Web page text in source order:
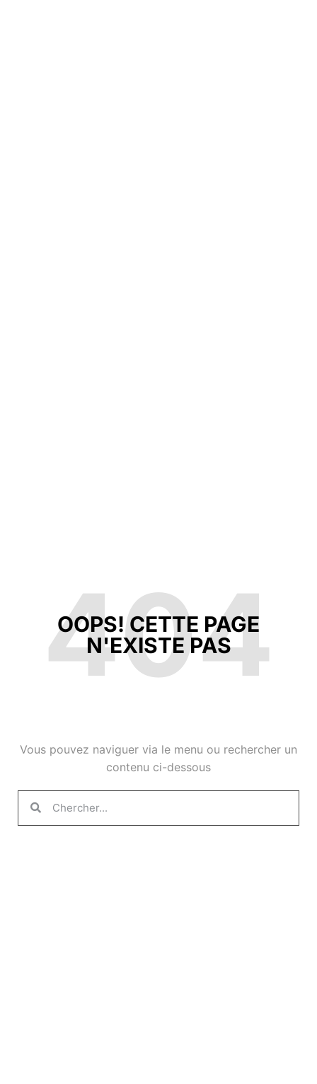
404
OOPS! CETTE PAGE
N'EXISTE PAS
Vous pouvez naviguer via le menu ou rechercher un
contenu ci-dessous